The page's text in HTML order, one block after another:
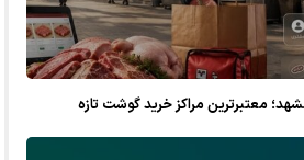
معتبرترین مراکز خرید گوشت تازه